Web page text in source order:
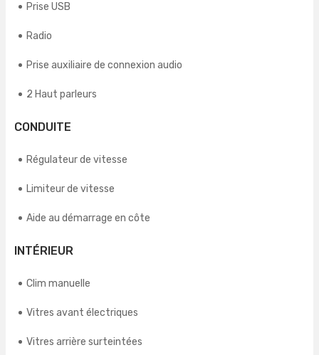
Prise USB
Radio
Prise auxiliaire de connexion audio
2 Haut parleurs
CONDUITE
Régulateur de vitesse
Limiteur de vitesse
Aide au démarrage en côte
INTÉRIEUR
Clim manuelle
Vitres avant électriques
Vitres arrière surteintées